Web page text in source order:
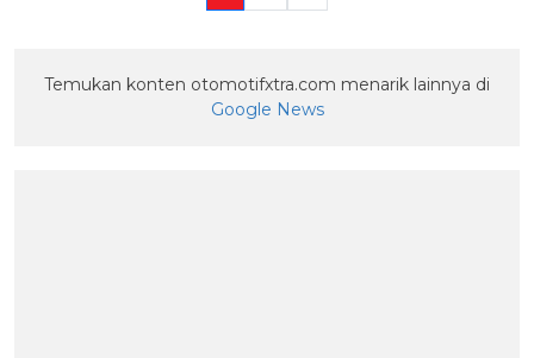
Temukan konten otomotifxtra.com menarik lainnya di
Google News